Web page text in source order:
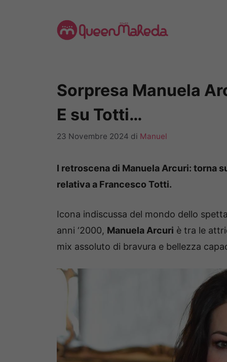
Sorpresa Manuela
E su Totti…
23 Novembre 2024 di Manuel
I retroscena di Manuela Arcuri: torna
relativa a Francesco Totti.
Icona indiscussa del mondo dello
anni ‘2000, Manuela Arcuri è tra le
mix assoluto di bravura e bellezza